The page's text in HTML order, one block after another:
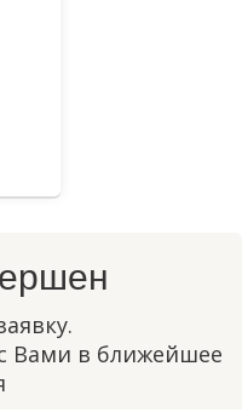
Вами в ближейшее